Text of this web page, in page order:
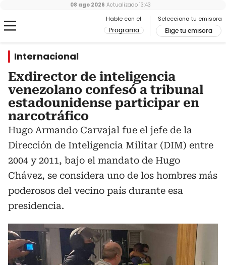
Hable con el
Programa
Selecciona tu emisora
Elige tu emisora
08 ago 2026 Actualizado 13:43
Internacional
Exdirector de inteligencia
venezolano confesó a tribunal
estadounidense participar en
narcotráfico
Hugo Armando Carvajal fue el jefe de la
Dirección de Inteligencia Militar (DIM) entre
2004 y 2011, bajo el mandato de Hugo
Chávez, se considera uno de los hombres más
poderosos del vecino país durante esa
presidencia.